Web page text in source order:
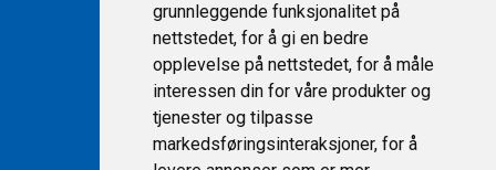
grunnleggende funksjonalitet på
nettstedet, for å gi en bedre
opplevelse på nettstedet, for å måle
interessen din for våre produkter og
tjenester og tilpasse
markedsføringsinteraksjoner, for å